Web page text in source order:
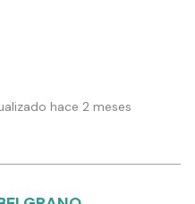
hace 2 meses